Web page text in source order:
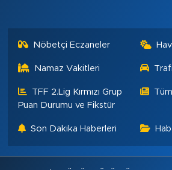
Nöbetçi Eczaneler
Namaz Vakitleri
TFF 2.Lig Kırmızı Grup
Puan Durumu ve Fikstür
Son Dakika Haberleri